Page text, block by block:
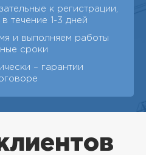
к регистрации,
течение 1-3 дней
и выполняем работы
сроки
– гарантии